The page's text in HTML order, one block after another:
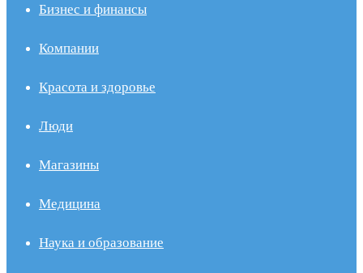
Бизнес и финансы
Компании
Красота и здоровье
Люди
Магазины
Медицина
Наука и образование